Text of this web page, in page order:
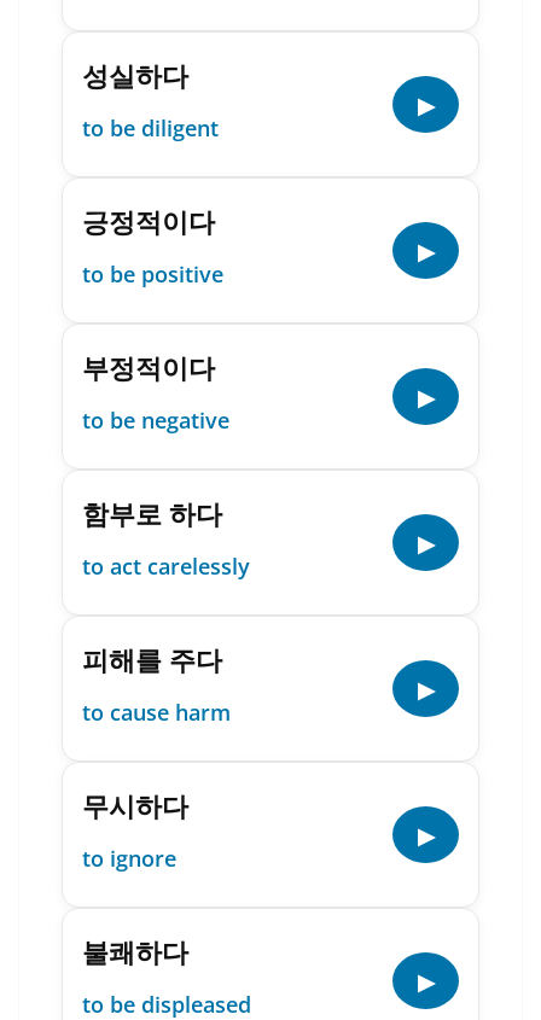
성실하다
to be diligent
▶
긍정적이다
to be positive
▶
부정적이다
to be negative
▶
함부로 하다
to act carelessly
▶
피해를 주다
to cause harm
▶
무시하다
to ignore
▶
불쾌하다
to be displeased
▶